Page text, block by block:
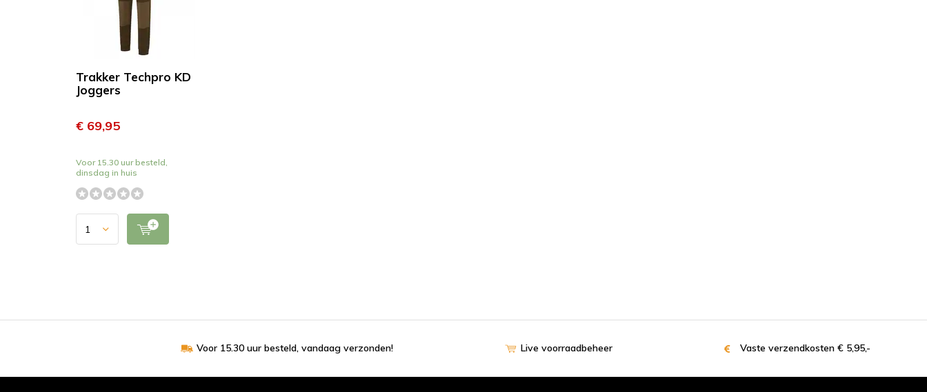
Trakker Techpro KD
Joggers
€ 69,95
Voor 15.30 uur besteld,
dinsdag in huis
Voor 15.30 uur besteld, vandaag verzonden! Live voorraadbeheer Vaste verzendkosten € 5,95,-